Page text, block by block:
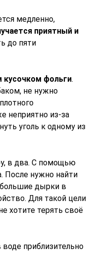
медленно,
приятный и
до пяти
кусочком фольги.
не нужно
неприятно из-за
уголь к одному из
в два. С помощью
После нужно найти
дырки в
Для такой цели
хотите терять своё
приблизительно